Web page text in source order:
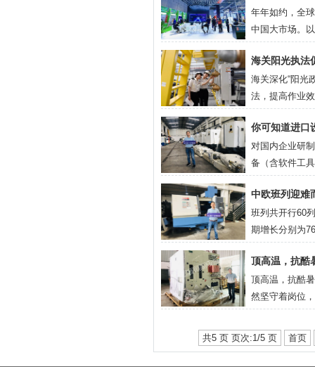
年年如约，全
中国大市场。
海关阳光执法
海关深化“阳光
法，提高作业
你可知道进口
对国内企业研
备（含软件工
备（零部件）
中欧班列迎难
班列共开行60
期增长分别为
西班牙、匈牙
克斯坦、吉尔
1500余家企业
程，广州市中
持“7×24小时预
续，帮助中小
顶高温，抗酷
顶高温，抗酷
然坚守着岗位
共5 页 页次:1/5 页 首页